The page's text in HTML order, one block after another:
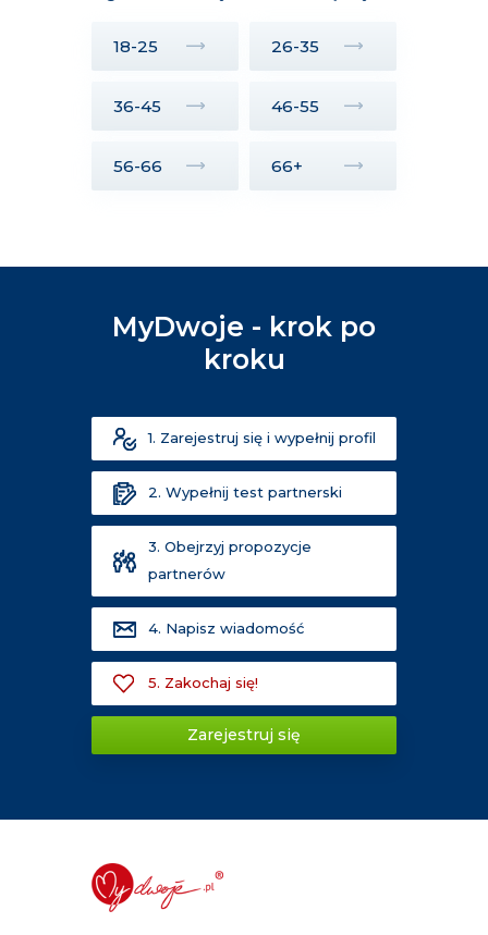
18-25 26-35
36-45 46-55
56-66 66+
MyDwoje - krok po
kroku
1. Zarejestruj się i wypełnij profil
2. Wypełnij test partnerski
3. Obejrzyj propozycje
partnerów
4. Napisz wiadomość
5. Zakochaj się!
Zarejestruj się